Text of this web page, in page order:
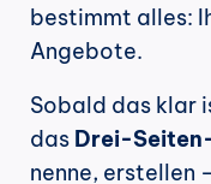
bestimmt alles:
Angebote.
Sobald das klar
das Drei-
nenne, erstellen